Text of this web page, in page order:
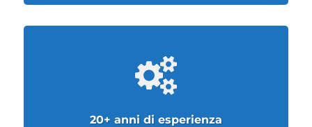
20+ anni di esperienza